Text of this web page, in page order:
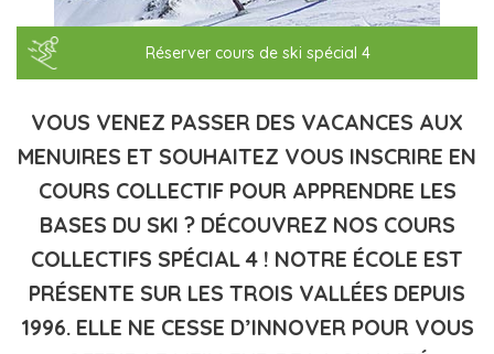
Réserver cours de ski spécial 4
VOUS VENEZ PASSER DES VACANCES AUX
MENUIRES ET SOUHAITEZ VOUS INSCRIRE EN
COURS COLLECTIF POUR APPRENDRE LES
BASES DU SKI ? DÉCOUVREZ NOS COURS
COLLECTIFS SPÉCIAL 4 ! NOTRE ÉCOLE EST
PRÉSENTE SUR LES TROIS VALLÉES DEPUIS
1996. ELLE NE CESSE D’INNOVER POUR VOUS